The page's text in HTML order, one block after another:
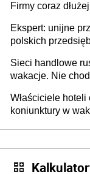
Firmy coraz
Ekspert: unijne
polskich
Sieci handlowe
wakacje. Nie
tam, gdzie wielu
Właściciele
koniunktury w